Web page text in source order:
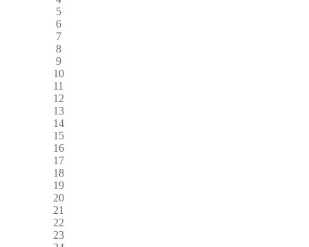
5
6
7
8
9
10
11
12
13
14
15
16
17
18
19
20
21
22
23